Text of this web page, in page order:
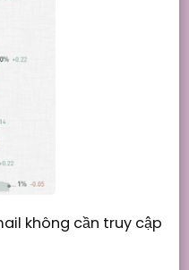
không cần truy cập